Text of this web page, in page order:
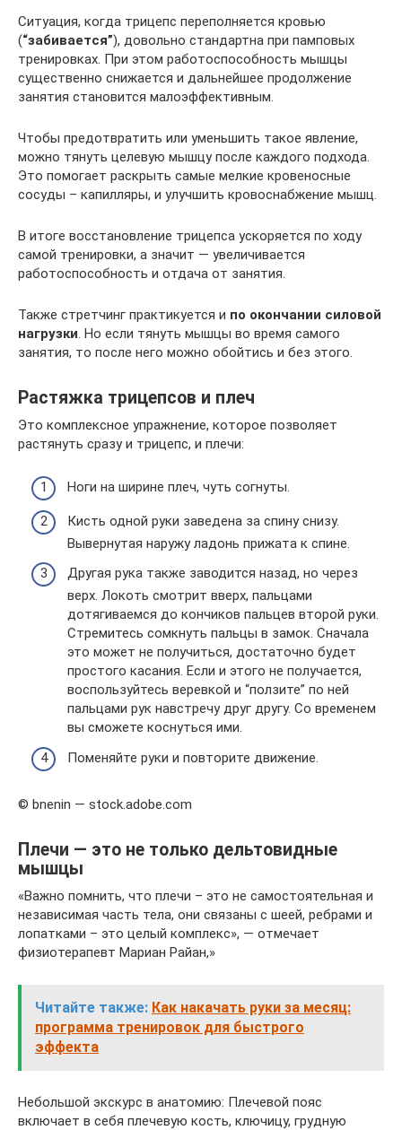
Ситуация, когда трицепс переполняется кровью
(“забивается”), довольно стандартна при памповых
тренировках. При этом работоспособность мышцы
существенно снижается и дальнейшее продолжение
занятия становится малоэффективным.
Чтобы предотвратить или уменьшить такое явление,
можно тянуть целевую мышцу после каждого подхода.
Это помогает раскрыть самые мелкие кровеносные
сосуды – капилляры, и улучшить кровоснабжение мышц.
В итоге восстановление трицепса ускоряется по ходу
самой тренировки, а значит — увеличивается
работоспособность и отдача от занятия.
Также стретчинг практикуется и по окончании силовой
нагрузки . Но если тянуть мышцы во время самого
занятия, то после него можно обойтись и без этого.
Растяжка трицепсов и плеч
Это комплексное упражнение, которое позволяет
растянуть сразу и трицепс, и плечи:
Ноги на ширине плеч, чуть согнуты.
Кисть одной руки заведена за спину снизу.
Вывернутая наружу ладонь прижата к спине.
Другая рука также заводится назад, но через
верх. Локоть смотрит вверх, пальцами
дотягиваемся до кончиков пальцев второй руки.
Стремитесь сомкнуть пальцы в замок. Сначала
это может не получиться, достаточно будет
простого касания. Если и этого не получается,
воспользуйтесь веревкой и “ползите” по ней
пальцами рук навстречу друг другу. Со временем
вы сможете коснуться ими.
Поменяйте руки и повторите движение.
© bnenin — stock.adobe.com
Плечи — это не только дельтовидные
мышцы
«Важно помнить, что плечи – это не самостоятельная и
независимая часть тела, они связаны с шеей, ребрами и
лопатками – это целый комплекс», — отмечает
физиотерапевт Мариан Райан,»
Читайте также: Как накачать руки за месяц:
программа тренировок для быстрого
эффекта
Небольшой экскурс в анатомию: Плечевой пояс
включает в себя плечевую кость, ключицу, грудную